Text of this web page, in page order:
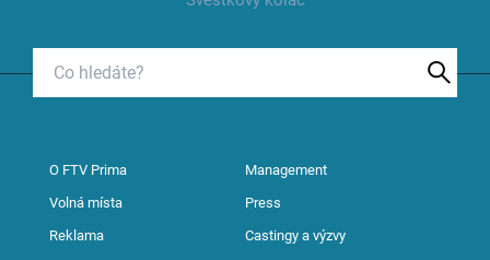
O FTV Prima Management
Volná místa Press
Reklama Castingy a výzvy